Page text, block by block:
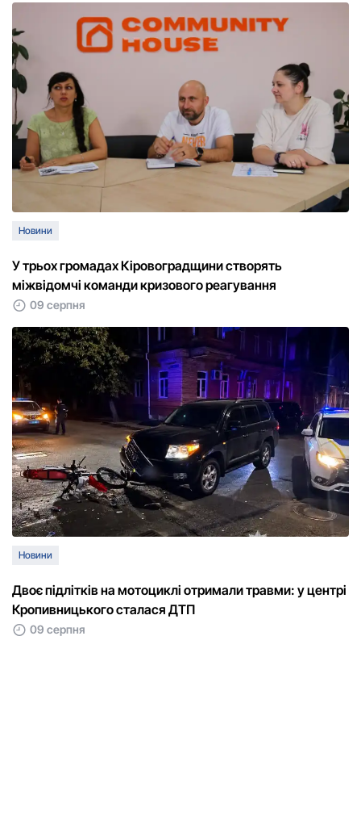
Новини
У трьох громадах Кіровоградщини створять
міжвідомчі команди кризового реагування
09 серпня
Новини
Двоє підлітків на мотоциклі отримали травми: у центрі
Кропивницького сталася ДТП
09 серпня